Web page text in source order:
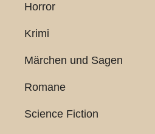
Horror
Krimi
Märchen und Sagen
Romane
Science Fiction